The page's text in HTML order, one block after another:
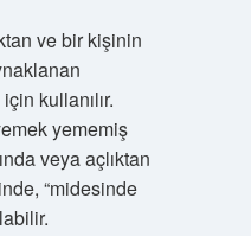
ve bir kişinin
kullanılır.
yememiş
veya açlıktan
“midesinde